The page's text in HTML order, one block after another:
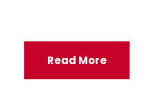
Read More